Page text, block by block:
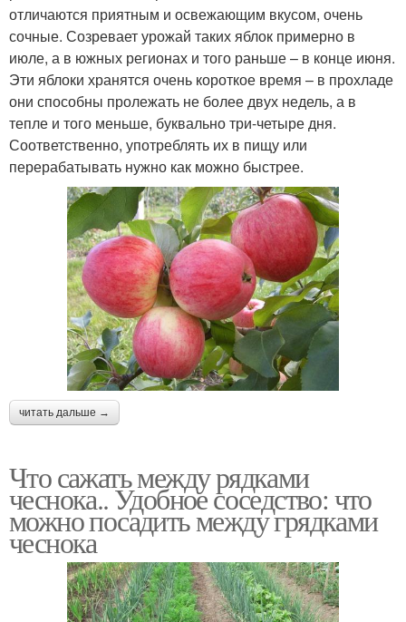
отличаются приятным и освежающим вкусом, очень
сочные. Созревает урожай таких яблок примерно в
июле, а в южных регионах и того раньше – в конце июня.
Эти яблоки хранятся очень короткое время – в прохладе
они способны пролежать не более двух недель, а в
тепле и того меньше, буквально три-четыре дня.
Соответственно, употреблять их в пищу или
перерабатывать нужно как можно быстрее.
читать дальше →
Что сажать между рядками
чеснока.. Удобное соседство: что
можно посадить между грядками
чеснока